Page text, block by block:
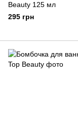
Beauty 125 мл
295 грн